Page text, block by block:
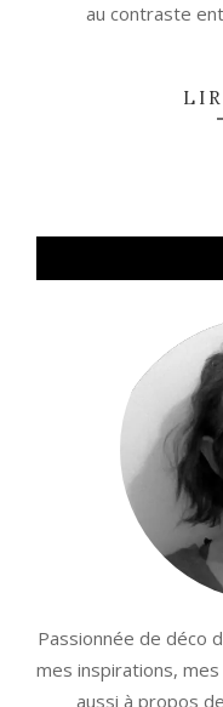
au contraste
Passionnée de déco
mes inspirations,
aussi à propos